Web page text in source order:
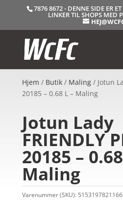
7876 8672 - DENNE SIDE ER
LINKER TIL SHOPS MED
Hjem / Butik/ Maling/ Jotun
20185 – 0.68 L – Maling
Jotun Lady
FRIENDLY
20185 –
Maling
Varenummer (SKU):